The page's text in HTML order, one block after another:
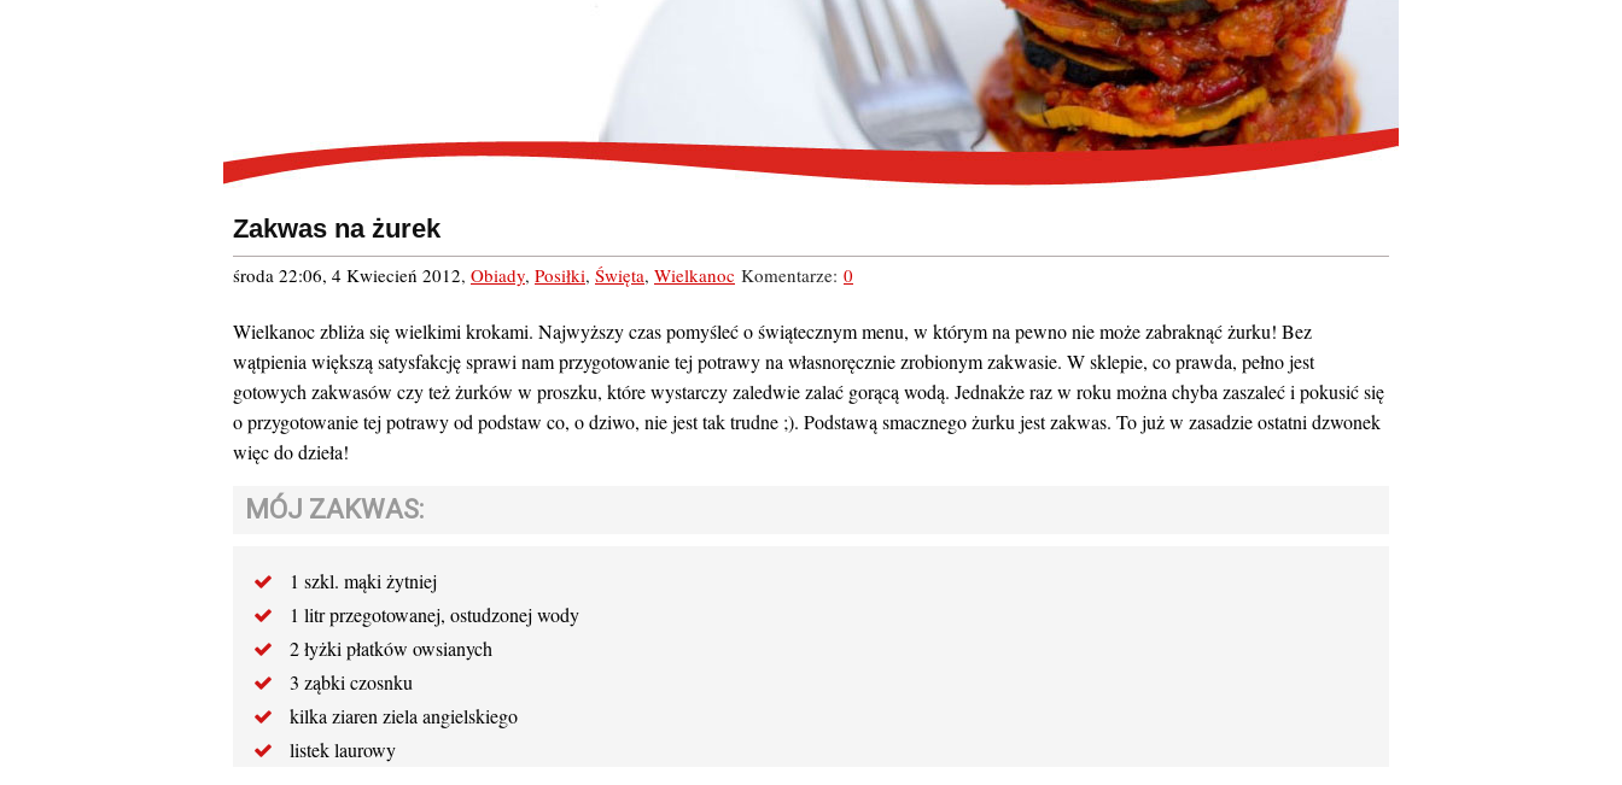
Zakwas na żurek
środa 22:06, 4 Kwiecień 2012, Obiady, Posiłki, Święta, Wielkanoc Komentarze: 0
Wielkanoc zbliża się wielkimi krokami. Najwyższy czas pomyśleć o świątecznym menu, w którym na pewno nie może zabraknąć żurku! Bez
wątpienia większą satysfakcję sprawi nam przygotowanie tej potrawy na własnoręcznie zrobionym zakwasie. W sklepie, co prawda, pełno jest
gotowych zakwasów czy też żurków w proszku, które wystarczy zaledwie zalać gorącą wodą. Jednakże raz w roku można chyba zaszaleć i pokusić się
o przygotowanie tej potrawy od podstaw co, o dziwo, nie jest tak trudne ;). Podstawą smacznego żurku jest zakwas. To już w zasadzie ostatni dzwonek
więc do dzieła!
MÓJ ZAKWAS:
1 szkl. mąki żytniej
1 litr przegotowanej, ostudzonej wody
2 łyżki płatków owsianych
3 ząbki czosnku
kilka ziaren ziela angielskiego
listek laurowy